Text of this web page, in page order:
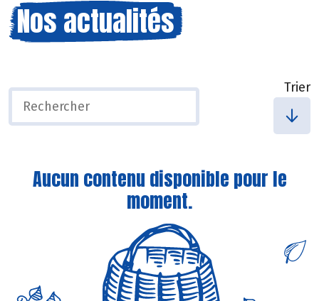
Nos actualités
Trier
Aucun contenu disponible pour le
moment.